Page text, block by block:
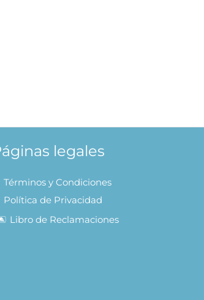
legales
Términos y Condiciones
Política de Privacidad
Libro de Reclamaciones